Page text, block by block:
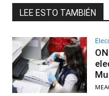
LEE ESTO TAMBIÉN